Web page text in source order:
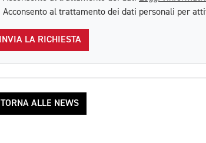
Acconsento al trattamento dei dati personali per
INVIA LA RICHIESTA
TORNA ALLE NEWS